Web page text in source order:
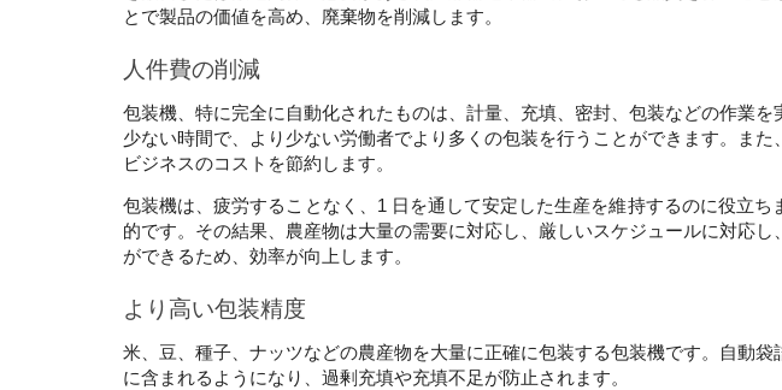
とで製品の価値を高め、廃棄物を削減します。
人件費の削減
包装機、特に完全に自動化されたものは、計量、充填、密封、包装などの作業
少ない時間で、より少ない労働者でより多くの包装を行うことができます。また
ビジネスのコストを節約します。
包装機は、疲労することなく、1 日を通して安定した生産を維持するのに役立
的です。その結果、農産物は大量の需要に対応し、厳しいスケジュールに対応
ができるため、効率が向上します。
より高い包装精度
米、豆、種子、ナッツなどの農産物を大量に正確に包装する包装機です。自動
に含まれるようになり、過剰充填や充填不足が防止されます。
wechat